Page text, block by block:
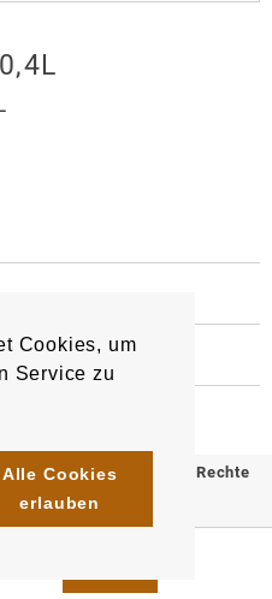
Cookies, um
Service zu
Alle Cookies
erlauben
de/
EAN/Stück : 42116455
Winkels e.K. Alle Rechte